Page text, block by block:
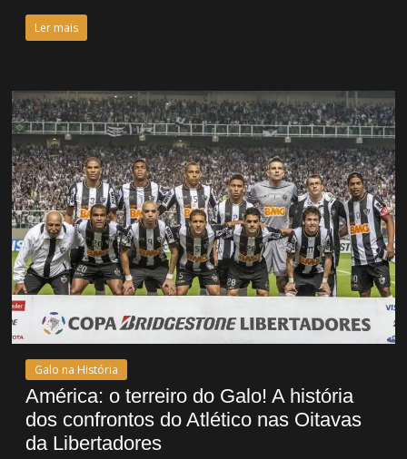
Ler mais
Galo na História
América: o terreiro do Galo! A história
dos confrontos do Atlético nas Oitavas
da Libertadores